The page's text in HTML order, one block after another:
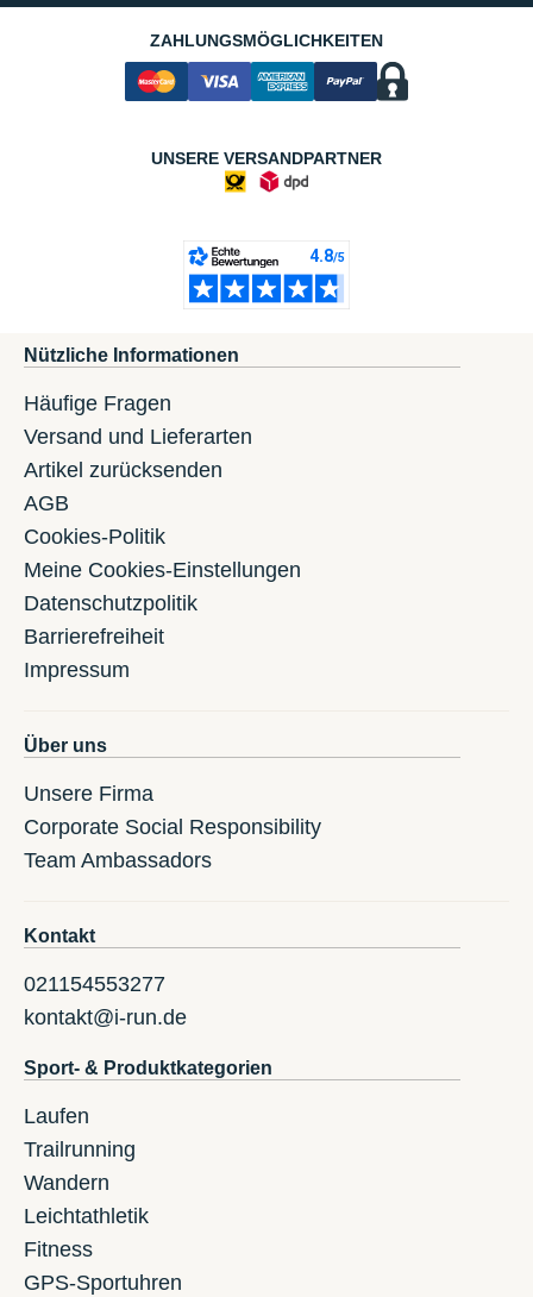
ZAHLUNGSMÖGLICHKEITEN
UNSERE VERSANDPARTNER
Nützliche Informationen
Häufige Fragen
Versand und Lieferarten
Artikel zurücksenden
AGB
Cookies-Politik
Meine Cookies-Einstellungen
Datenschutzpolitik
Barrierefreiheit
Impressum
Über uns
Unsere Firma
Corporate Social Responsibility
Team Ambassadors
Kontakt
021154553277
kontakt@i-run.de
Sport- & Produktkategorien
Laufen
Trailrunning
Wandern
Leichtathletik
Fitness
GPS-Sportuhren